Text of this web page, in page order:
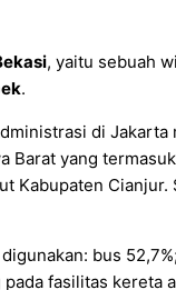
, yaitu sebuah
.
di Jakarta
Barat yang
Kabupaten Cianjur.
bus
fasilitas kereta